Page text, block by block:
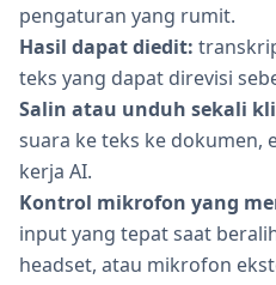
pengaturan yang rumit.
Hasil dapat diedit:
teks yang dapat direvisi
Salin atau unduh sekali
suara ke teks ke dokumen,
kerja AI.
Kontrol mikrofon yang
input yang tepat saat
headset, atau mikrofon